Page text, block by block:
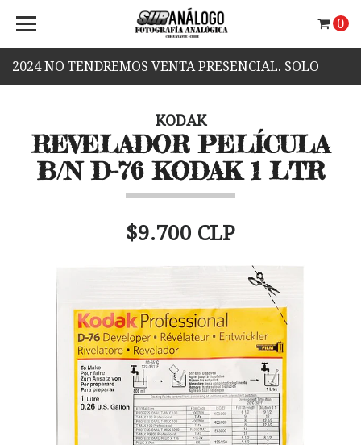
2024 NO TENDREMOS VENTA PRESENCIAL. SOLO
0
KODAK
REVELADOR PELÍCULA
B/N D-76 KODAK 1 LTR
$9.700 CLP